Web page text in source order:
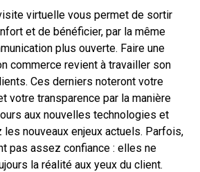
virtuelle vous permet de sortir
et de bénéficier, par la même
plus ouverte. Faire une
commerce revient à travailler son
Ces derniers noteront votre
votre transparence par la manière
aux nouvelles technologies et
nouveaux enjeux actuels. Parfois,
pas assez confiance : elles ne
la réalité aux yeux du client.